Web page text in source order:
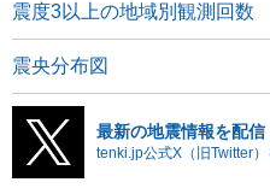
震度3以上の地域別観測回数
震央分布図
最新の地震情報を配信
tenki.jp公式X（旧Twitter）